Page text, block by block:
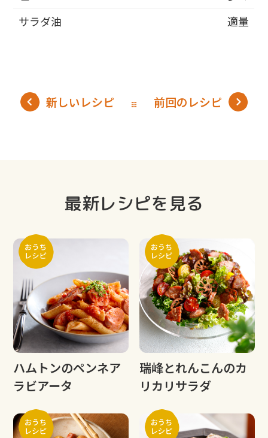
サラダ油
適量
新しいレシピ 前回のレシピ
最新レシピを見る
ハムトンのペンネア
ラビアータ
瑞峰とれんこんのカ
リカリサラダ